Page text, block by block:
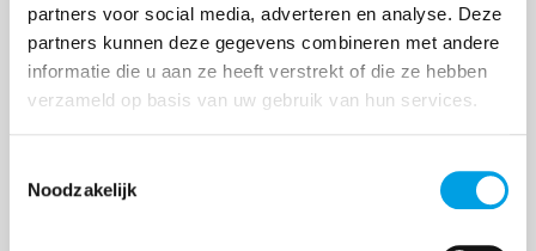
partners voor social media, adverteren en analyse. Deze
partners kunnen deze gegevens combineren met andere
informatie die u aan ze heeft verstrekt of die ze hebben
verzameld op basis van uw gebruik van hun services.
Noodzakelijk
beschikbaar voor China-importeurs
De Europese richtlijnen rondom de veiligheid van
producten worden steeds strenger. Hiermee groeit
i...